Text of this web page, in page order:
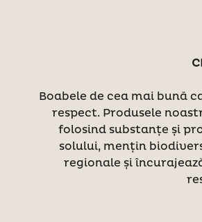
Boabele de cea mai bună
respect. Produsele
folosind substanțe și
solului, mențin
regionale și